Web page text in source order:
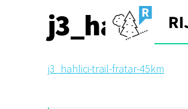
j3_hahlici-trail-fratar-45km